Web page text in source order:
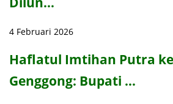
4 Februari 2026
Haflatul Imtihan Putra
Genggong: Bupati …